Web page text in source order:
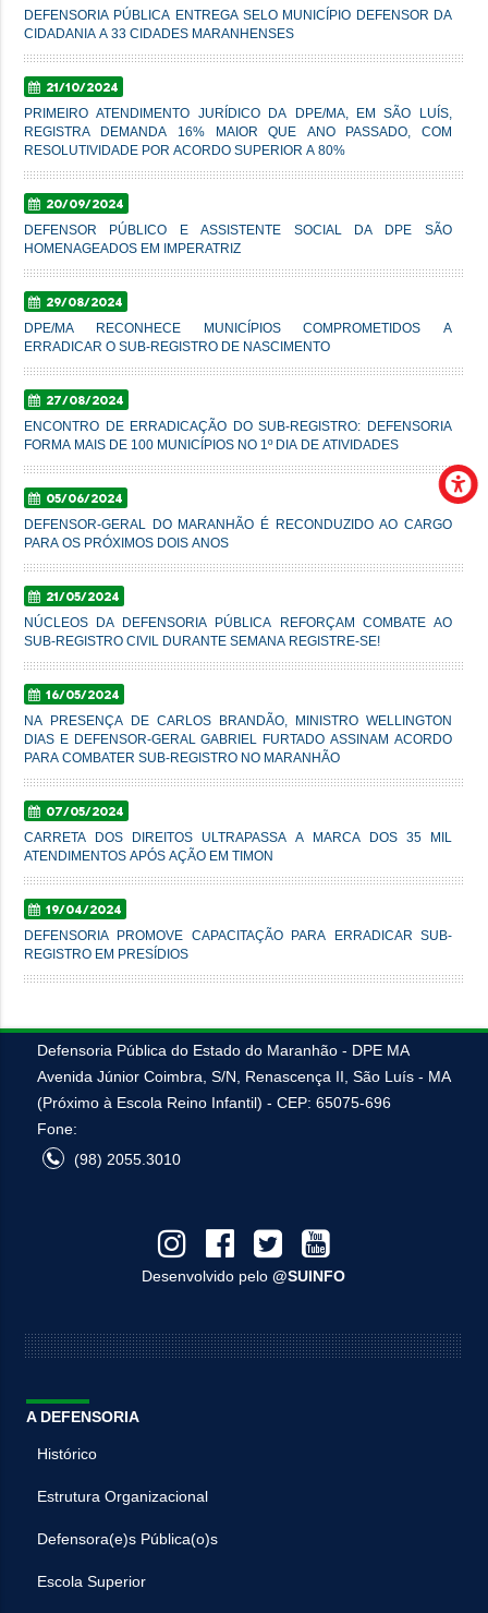
DEFENSORIA PÚBLICA ENTREGA SELO MUNICÍPIO DEFENSOR DA
CIDADANIA A 33 CIDADES MARANHENSES
21/10/2024
PRIMEIRO ATENDIMENTO JURÍDICO DA DPE/MA, EM SÃO LUÍS,
REGISTRA DEMANDA 16% MAIOR QUE ANO PASSADO, COM
RESOLUTIVIDADE POR ACORDO SUPERIOR A 80%
20/09/2024
DEFENSOR PÚBLICO E ASSISTENTE SOCIAL DA DPE SÃO
HOMENAGEADOS EM IMPERATRIZ
29/08/2024
DPE/MA RECONHECE MUNICÍPIOS COMPROMETIDOS A
ERRADICAR O SUB-REGISTRO DE NASCIMENTO
27/08/2024
ENCONTRO DE ERRADICAÇÃO DO SUB-REGISTRO: DEFENSORIA
FORMA MAIS DE 100 MUNICÍPIOS NO 1º DIA DE ATIVIDADES
05/06/2024
DEFENSOR-GERAL DO MARANHÃO É RECONDUZIDO AO CARGO
PARA OS PRÓXIMOS DOIS ANOS
21/05/2024
NÚCLEOS DA DEFENSORIA PÚBLICA REFORÇAM COMBATE AO
SUB-REGISTRO CIVIL DURANTE SEMANA REGISTRE-SE!
16/05/2024
NA PRESENÇA DE CARLOS BRANDÃO, MINISTRO WELLINGTON
DIAS E DEFENSOR-GERAL GABRIEL FURTADO ASSINAM ACORDO
PARA COMBATER SUB-REGISTRO NO MARANHÃO
07/05/2024
CARRETA DOS DIREITOS ULTRAPASSA A MARCA DOS 35 MIL
ATENDIMENTOS APÓS AÇÃO EM TIMON
19/04/2024
DEFENSORIA PROMOVE CAPACITAÇÃO PARA ERRADICAR SUB-
REGISTRO EM PRESÍDIOS
Defensoria Pública do Estado do Maranhão - DPE MA
Avenida Júnior Coimbra, S/N, Renascença II, São Luís - MA
(Próximo à Escola Reino Infantil) - CEP: 65075-696
Fone:
(98) 2055.3010
Desenvolvido pelo@SUINFO
A DEFENSORIA
Histórico
Estrutura Organizacional
Defensora(e)s Pública(o)s
Escola Superior